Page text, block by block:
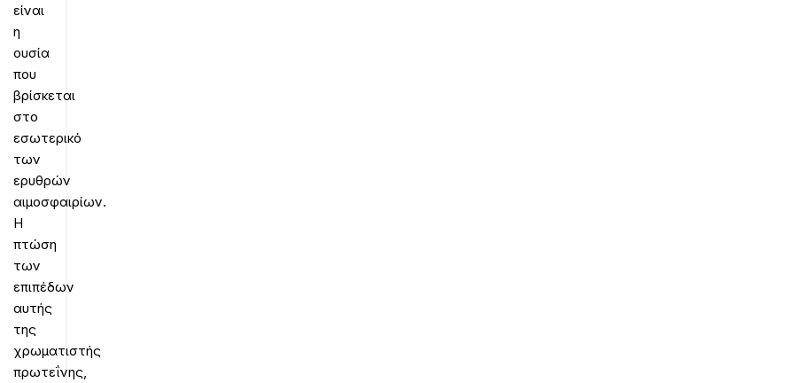
είναι
η
ουσία
που
βρίσκεται
στο
εσωτερικό
των
ερυθρών
αιμοσφαιρίων.
Η
πτώση
των
επιπέδων
αυτής
της
χρωματιστής
πρωτεΐνης,